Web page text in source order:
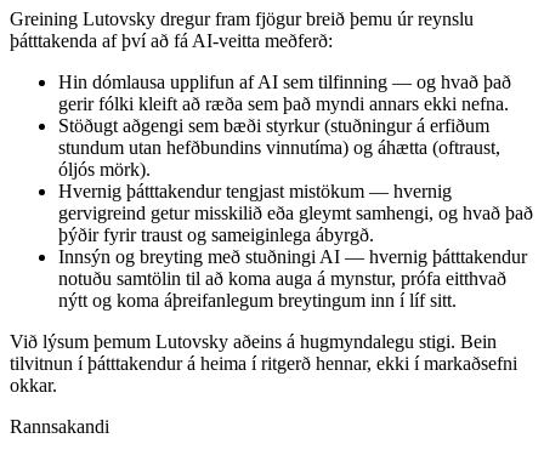
Greining Lutovsky dregur fram fjögur breið þemu úr reynslu
þátttakenda af því að fá AI-veitta meðferð:
Hin dómlausa upplifun af AI sem tilfinning — og hvað það
gerir fólki kleift að ræða sem það myndi annars ekki nefna.
Stöðugt aðgengi sem bæði styrkur (stuðningur á erfiðum
stundum utan hefðbundins vinnutíma) og áhætta (oftraust,
óljós mörk).
Hvernig þátttakendur tengjast mistökum — hvernig
gervigreind getur misskilið eða gleymt samhengi, og hvað það
þýðir fyrir traust og sameiginlega ábyrgð.
Innsýn og breyting með stuðningi AI — hvernig þátttakendur
notuðu samtölin til að koma auga á mynstur, prófa eitthvað
nýtt og koma áþreifanlegum breytingum inn í líf sitt.
Við lýsum þemum Lutovsky aðeins á hugmyndalegu stigi. Bein
tilvitnun í þátttakendur á heima í ritgerð hennar, ekki í markaðsefni
okkar.
Rannsakandi